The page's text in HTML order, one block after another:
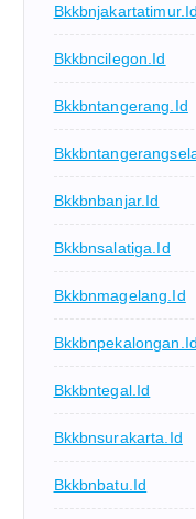
Bkkbnjakartatimur.id
Bkkbncilegon.id
Bkkbntangerang.id
Bkkbnbanjar.id
Bkkbnsalatiga.id
Bkkbnmagelang.id
Bkkbnpekalongan.id
Bkkbntegal.id
Bkkbnsurakarta.id
Bkkbnbatu.id